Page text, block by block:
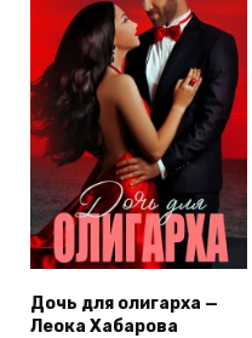
Дочь для олигарха —
Леока Хабарова